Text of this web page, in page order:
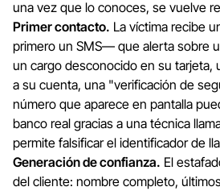
una vez que lo conoces, se vuelve
Primer contacto. La víctima recibe
primero un SMS— que alerta sobre
un cargo desconocido en su tarjeta,
a su cuenta, una "verificación de
número que aparece en pantalla
banco real gracias a una técnica
permite falsificar el identificador de
Generación de confianza. El
del cliente: nombre completo,